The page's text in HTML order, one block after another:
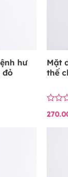
hư
đỏ
Mặt
thế
Được
xếp